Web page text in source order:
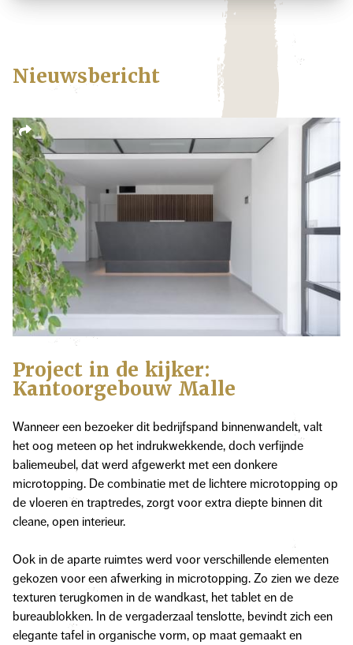
Nieuwsbericht
Project in de kijker:
Kantoorgebouw Malle
Wanneer een bezoeker dit bedrijfspand binnenwandelt, valt
het oog meteen op het indrukwekkende, doch verfijnde
baliemeubel, dat werd afgewerkt met een donkere
microtopping. De combinatie met de lichtere microtopping op
de vloeren en traptredes, zorgt voor extra diepte binnen dit
cleane, open interieur.
Ook in de aparte ruimtes werd voor verschillende elementen
gekozen voor een afwerking in microtopping. Zo zien we deze
texturen terugkomen in de wandkast, het tablet en de
bureaublokken. In de vergaderzaal tenslotte, bevindt zich een
elegante tafel in organische vorm, op maat gemaakt en